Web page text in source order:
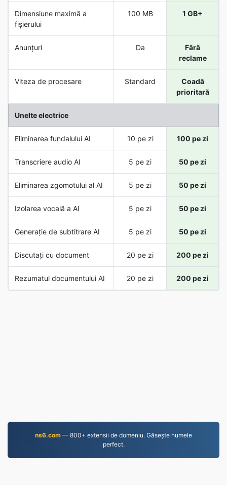
Dimensiune maximă a
fișierului
100 MB 1 GB+
Anunțuri Da
Fără
reclame
Viteza de procesare Standard
Coadă
prioritară
Unelte electrice
Eliminarea fundalului AI 10 pe zi 100 pe zi
Transcriere audio AI 5 pe zi 50 pe zi
Eliminarea zgomotului al AI 5 pe zi 50 pe zi
Izolarea vocală a AI 5 pe zi 50 pe zi
Generație de subtitrare AI 5 pe zi 50 pe zi
Discutați cu document 20 pe zi 200 pe zi
Rezumatul documentului AI 20 pe zi 200 pe zi
ns6.com — 800+ extensii de domeniu. Găsește numele
perfect.